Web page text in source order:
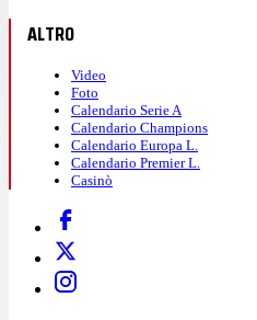
ALTRO
Video
Foto
Calendario Serie A
Calendario Champions
Calendario Europa L.
Calendario Premier L.
Casinò